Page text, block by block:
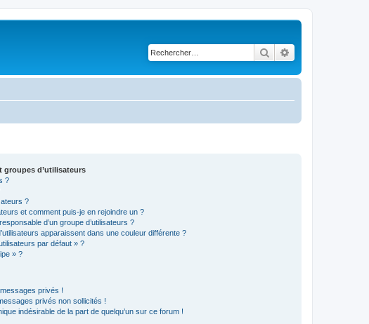
Rechercher
groupes d’utilisateurs
?
?
et comment puis-je en rejoindre un ?
d’un groupe d’utilisateurs ?
apparaissent dans une couleur différente ?
par défaut » ?
» ?
privés !
privés non sollicités !
indésirable de la part de quelqu’un sur ce forum !